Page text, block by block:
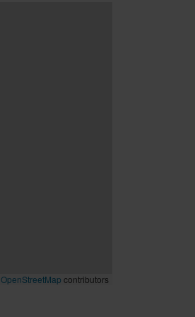
OpenStreetMap contributors